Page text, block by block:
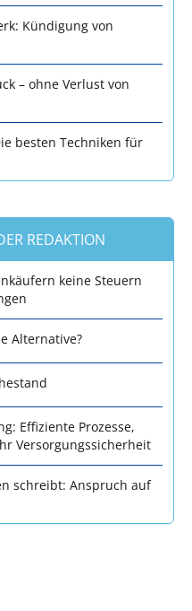
Kündigung von
– ohne Verlust von
besten Techniken für
REDAKTION
keine Steuern
Alternative?
Effiziente Prozesse,
Versorgungssicherheit
schreibt: Anspruch auf